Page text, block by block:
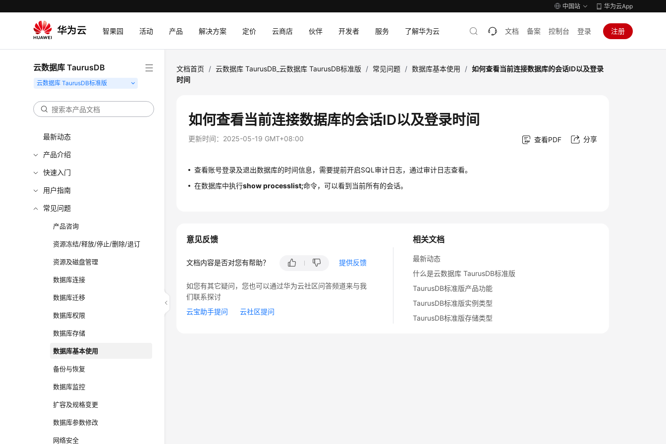
中国站 华为云App
智果园 活动 产品 解决方案 定价 云商店 伙伴 开发者 服务 了解华为云 文档 备案 控制台 登录 注册
云数据库 TaurusDB
最新动态
产品介绍
快速入门
用户指南
常见问题
产品咨询
资源冻结/释放/停止/删除/退订
资源及磁盘管理
数据库连接
数据库迁移
数据库权限
数据库存储
数据库基本使用
备份与恢复
数据库监控
扩容及规格变更
数据库参数修改
网络安全
文档首页 / 云数据库 TaurusDB_云数据库 TaurusDB标准版 / 常见问题 / 数据库基本使用 / 如何查看当前连接数据库的会话ID以及登录
时间
如何查看当前连接数据库的会话ID以及登录时间
更新时间： 2025-05-19 GMT+08:00 查看PDF 分享
查看账号登录及退出数据库的时间信息，需要提前开启SQL审计日志，通过审计日志查看。
在数据库中执行show processlist;命令，可以看到当前所有的会话。
相关文档
最新动态
什么是云数据库 TaurusDB标准版
TaurusDB标准版产品功能
TaurusDB标准版实例类型
TaurusDB标准版存储类型
意见反馈
文档内容是否对您有帮助？ 提供反馈
如您有其它疑问，您也可以通过华为云社区问答频道来与我
们联系探讨
云宝助手提问
云社区提问